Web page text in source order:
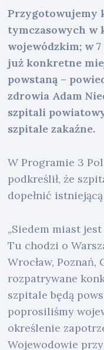
Przygotowujemy
tymczasowych w
wojewódzkim; w
już konkretne
powstaną –
zdrowia Adam
szpitali
szpitale zakaźne.
W Programie 3
podkreślił, że
dopełnić
„Siedem miast
Tu chodzi o
Wrocław, Poznań,
rozpatrywane
szpitale będą
poprosiliśmy
określenie
Wojewodowie